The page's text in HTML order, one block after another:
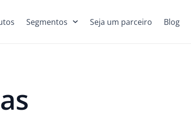
Segmentos Seja um parceiro Blog